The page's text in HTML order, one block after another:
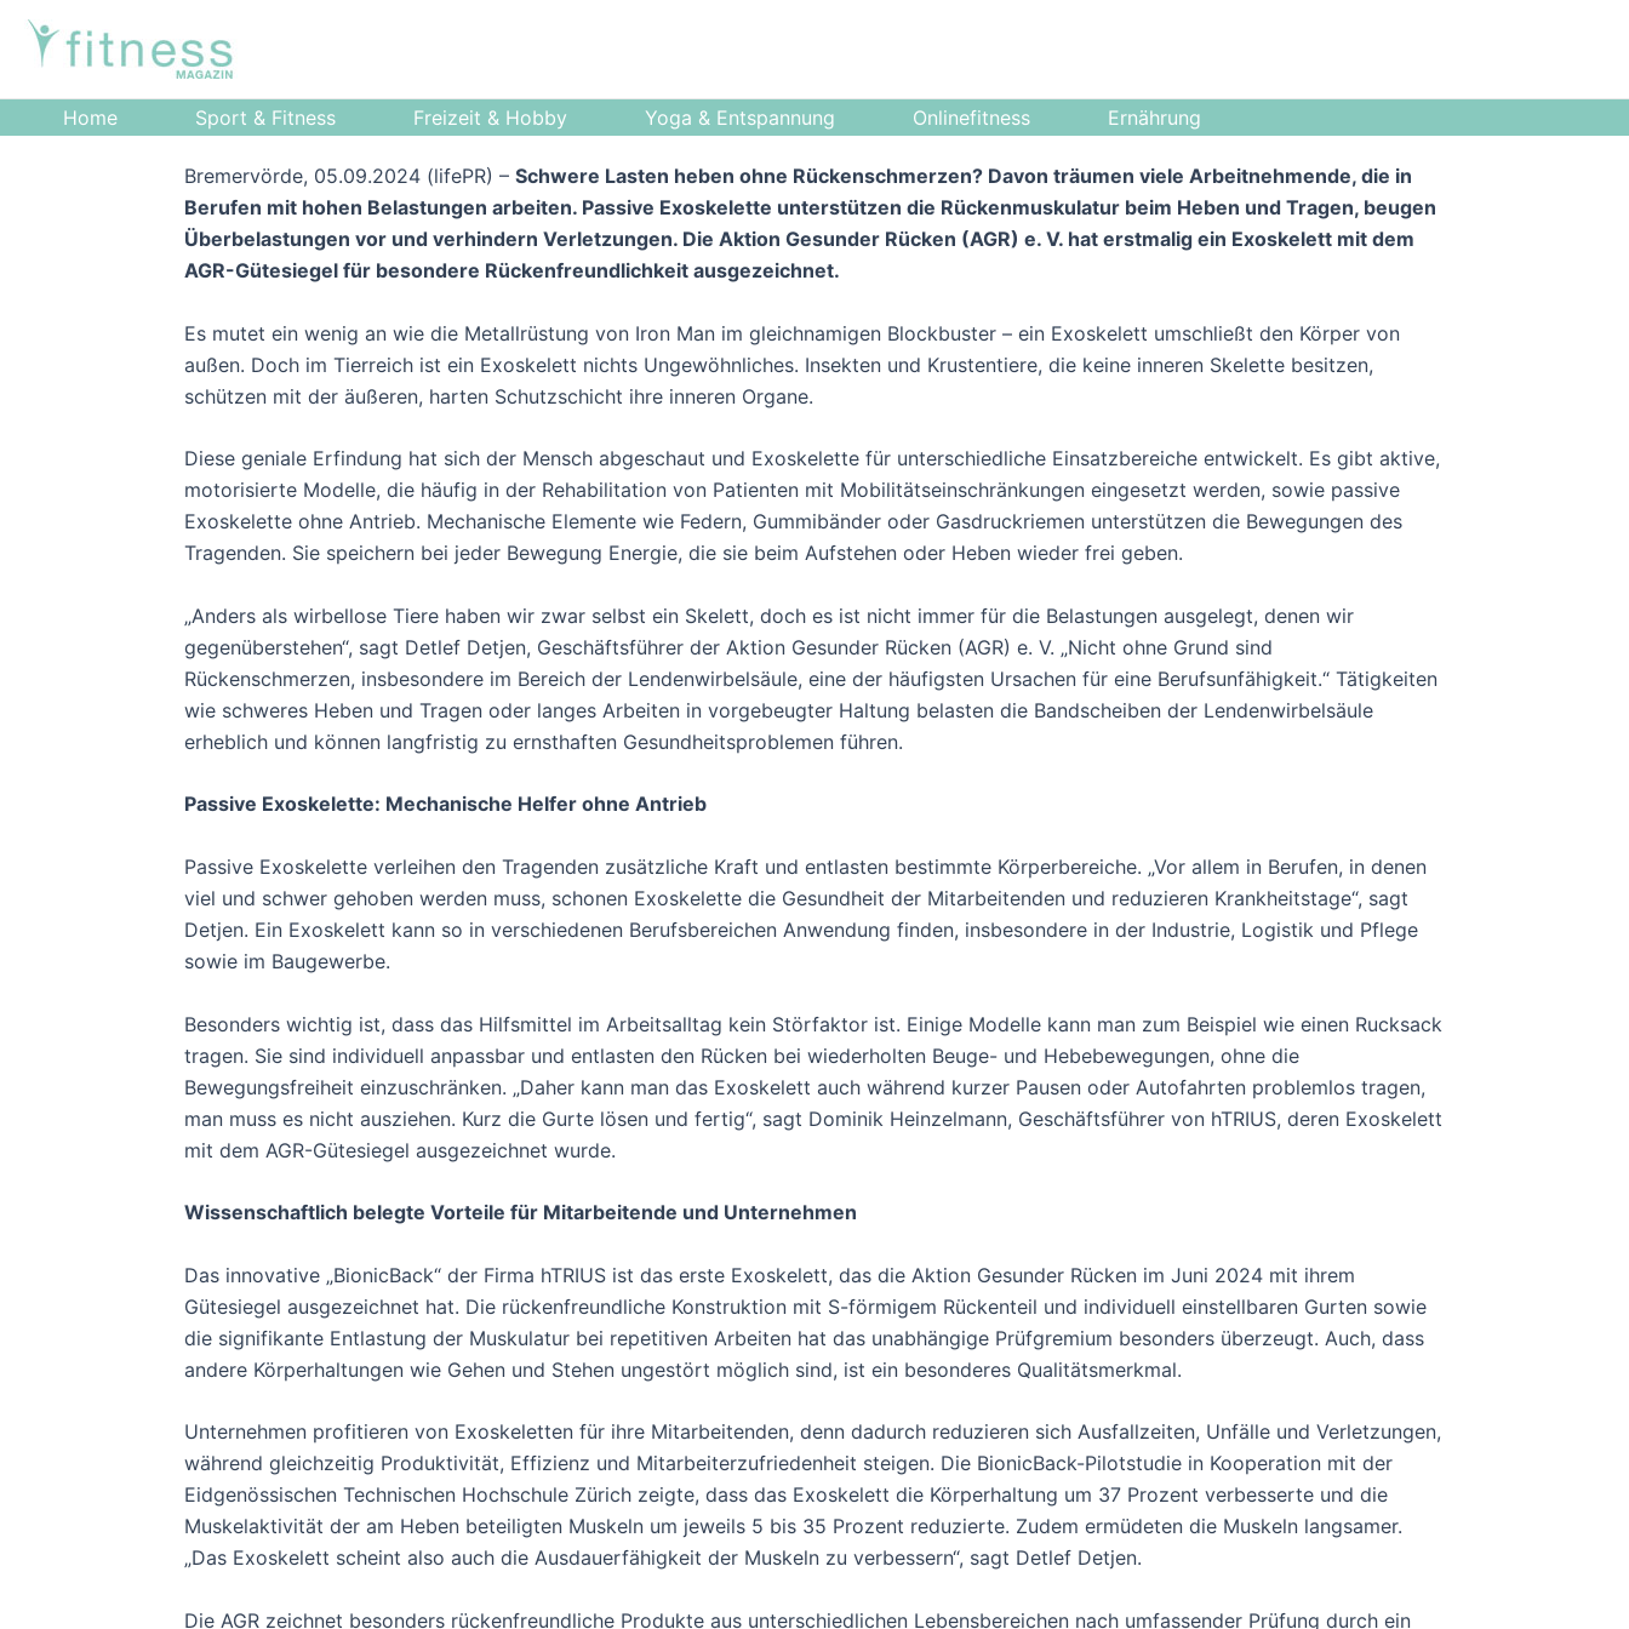
Zum
Inhalt
Home
Sport & Fitness Freizeit & Hobby Yoga & Entspannung Onlinefitness Ernährung
Bremervörde, 05.09.2024 (lifePR) – Schwere Lasten heben ohne Rückenschmerzen? Davon träumen viele Arbeitnehmende, die in
Berufen mit hohen Belastungen arbeiten. Passive Exoskelette unterstützen die Rückenmuskulatur beim Heben und Tragen, beugen
Überbelastungen vor und verhindern Verletzungen. Die Aktion Gesunder Rücken (AGR) e. V. hat erstmalig ein Exoskelett mit dem
AGR-Gütesiegel für besondere Rückenfreundlichkeit ausgezeichnet.
Es mutet ein wenig an wie die Metallrüstung von Iron Man im gleichnamigen Blockbuster – ein Exoskelett umschließt den Körper von
außen. Doch im Tierreich ist ein Exoskelett nichts Ungewöhnliches. Insekten und Krustentiere, die keine inneren Skelette besitzen,
schützen mit der äußeren, harten Schutzschicht ihre inneren Organe.
Diese geniale Erfindung hat sich der Mensch abgeschaut und Exoskelette für unterschiedliche Einsatzbereiche entwickelt. Es gibt aktive,
motorisierte Modelle, die häufig in der Rehabilitation von Patienten mit Mobilitätseinschränkungen eingesetzt werden, sowie passive
Exoskelette ohne Antrieb. Mechanische Elemente wie Federn, Gummibänder oder Gasdruckriemen unterstützen die Bewegungen des
Tragenden. Sie speichern bei jeder Bewegung Energie, die sie beim Aufstehen oder Heben wieder frei geben.
„Anders als wirbellose Tiere haben wir zwar selbst ein Skelett, doch es ist nicht immer für die Belastungen ausgelegt, denen wir
gegenüberstehen“, sagt Detlef Detjen, Geschäftsführer der Aktion Gesunder Rücken (AGR) e. V. „Nicht ohne Grund sind
Rückenschmerzen, insbesondere im Bereich der Lendenwirbelsäule, eine der häufigsten Ursachen für eine Berufsunfähigkeit.“ Tätigkeiten
wie schweres Heben und Tragen oder langes Arbeiten in vorgebeugter Haltung belasten die Bandscheiben der Lendenwirbelsäule
erheblich und können langfristig zu ernsthaften Gesundheitsproblemen führen.
Passive Exoskelette: Mechanische Helfer ohne Antrieb
Passive Exoskelette verleihen den Tragenden zusätzliche Kraft und entlasten bestimmte Körperbereiche. „Vor allem in Berufen, in denen
viel und schwer gehoben werden muss, schonen Exoskelette die Gesundheit der Mitarbeitenden und reduzieren Krankheitstage“, sagt
Detjen. Ein Exoskelett kann so in verschiedenen Berufsbereichen Anwendung finden, insbesondere in der Industrie, Logistik und Pflege
sowie im Baugewerbe.
Besonders wichtig ist, dass das Hilfsmittel im Arbeitsalltag kein Störfaktor ist. Einige Modelle kann man zum Beispiel wie einen Rucksack
tragen. Sie sind individuell anpassbar und entlasten den Rücken bei wiederholten Beuge- und Hebebewegungen, ohne die
Bewegungsfreiheit einzuschränken. „Daher kann man das Exoskelett auch während kurzer Pausen oder Autofahrten problemlos tragen,
man muss es nicht ausziehen. Kurz die Gurte lösen und fertig“, sagt Dominik Heinzelmann, Geschäftsführer von hTRIUS, deren Exoskelett
mit dem AGR-Gütesiegel ausgezeichnet wurde.
Wissenschaftlich belegte Vorteile für Mitarbeitende und Unternehmen
Das innovative „BionicBack“ der Firma hTRIUS ist das erste Exoskelett, das die Aktion Gesunder Rücken im Juni 2024 mit ihrem
Gütesiegel ausgezeichnet hat. Die rückenfreundliche Konstruktion mit S-förmigem Rückenteil und individuell einstellbaren Gurten sowie
die signifikante Entlastung der Muskulatur bei repetitiven Arbeiten hat das unabhängige Prüfgremium besonders überzeugt. Auch, dass
andere Körperhaltungen wie Gehen und Stehen ungestört möglich sind, ist ein besonderes Qualitätsmerkmal.
Unternehmen profitieren von Exoskeletten für ihre Mitarbeitenden, denn dadurch reduzieren sich Ausfallzeiten, Unfälle und Verletzungen,
während gleichzeitig Produktivität, Effizienz und Mitarbeiterzufriedenheit steigen. Die BionicBack-Pilotstudie in Kooperation mit der
Eidgenössischen Technischen Hochschule Zürich zeigte, dass das Exoskelett die Körperhaltung um 37 Prozent verbesserte und die
Muskelaktivität der am Heben beteiligten Muskeln um jeweils 5 bis 35 Prozent reduzierte. Zudem ermüdeten die Muskeln langsamer.
„Das Exoskelett scheint also auch die Ausdauerfähigkeit der Muskeln zu verbessern“, sagt Detlef Detjen.
Die AGR zeichnet besonders rückenfreundliche Produkte aus unterschiedlichen Lebensbereichen nach umfassender Prüfung durch ein
navigation